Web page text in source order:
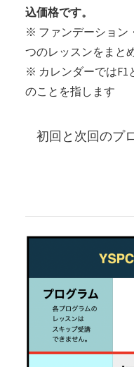
込価格です。
※ ファンデーション
つのレッスンをまと
※ カレンダーではF1
のことを指します
初回と次回のプ